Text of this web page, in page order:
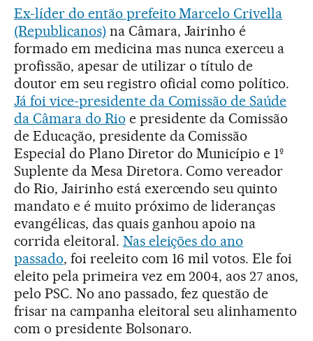
Ex-líder do então prefeito Marcelo Crivella
(Republicanos) na Câmara, Jairinho é
formado em medicina mas nunca exerceu a
profissão, apesar de utilizar o título de
doutor em seu registro oficial como político.
Já foi vice-presidente da Comissão de Saúde
da Câmara do Rio e presidente da Comissão
de Educação, presidente da Comissão
Especial do Plano Diretor do Município e 1º
Suplente da Mesa Diretora. Como vereador
do Rio, Jairinho está exercendo seu quinto
mandato e é muito próximo de lideranças
evangélicas, das quais ganhou apoio na
corrida eleitoral. Nas eleições do ano
passado, foi reeleito com 16 mil votos. Ele foi
eleito pela primeira vez em 2004, aos 27 anos,
pelo PSC. No ano passado, fez questão de
frisar na campanha eleitoral seu alinhamento
com o presidente Bolsonaro.